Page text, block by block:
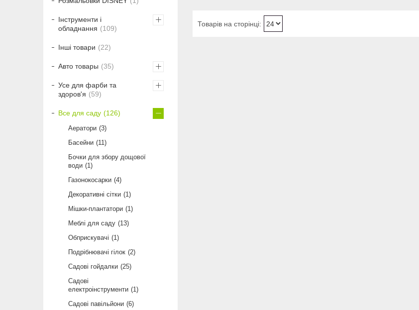
Інструменти і
обладнання
109
Інші товари 22
Авто товары 35
Усе для фарби та
здоров'я
59
Все для саду 126
Аератори 3
Басейни
11
Бочки для збору дощової
води
1
Газонокосарки 4
Декоративні сітки
1
Мішки-плантатори
1
Меблі для саду
13
Обприскувачі
1
Подрібнювачі гілок 2
Садові гойдалки 25
Садові
електроінструменти
1
Садові павільйони 6